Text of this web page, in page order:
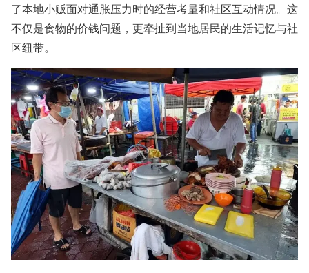
了本地小贩面对通胀压力时的经营考量和社区互动情况。这
不仅是食物的价钱问题，更牵扯到当地居民的生活记忆与社
区纽带。